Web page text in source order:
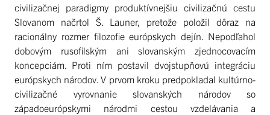
civilizačnej paradigmy produktívnejšiu civilizačnú cestu
Slovanom načrtol Š. Launer, pretože položil dôraz na
racionálny rozmer filozofie európskych dejín. Nepodľahol
dobovým rusofilským ani slovanským zjednocovacím
koncepciám. Proti ním postavil dvojstupňovú integráciu
európskych národov. V prvom kroku predpokladal kultúrno-
civilizačné vyrovnanie slovanských národov so
západoeurópskymi národmi cestou vzdelávania a